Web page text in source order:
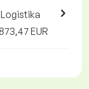
EUR